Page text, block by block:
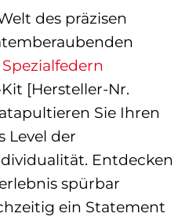
des präzisen
Spezialfedern
[Hersteller-Nr.
Sie Ihren
Level der
Entdecken
spürbar
ein Statement